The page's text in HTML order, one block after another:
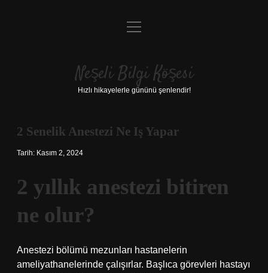
Anasayfa
Yasal Uyarı
menüyü
Neşeli Bilgi Köşesi
Hızlı hikayelerle gününü şenlendir!
2 Senelik Anestezi Ne Iş Yapar
Tarih: Kasım 2, 2024
2 yıllık anestezi bitiren
ne olur?
Anestezi bölümü mezunları hastanelerin
ameliyathanelerinde çalışırlar. Başlıca görevleri hastayı